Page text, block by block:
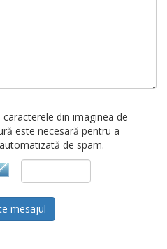
din imaginea de
este necesară pentru a
de spam.
mesajul